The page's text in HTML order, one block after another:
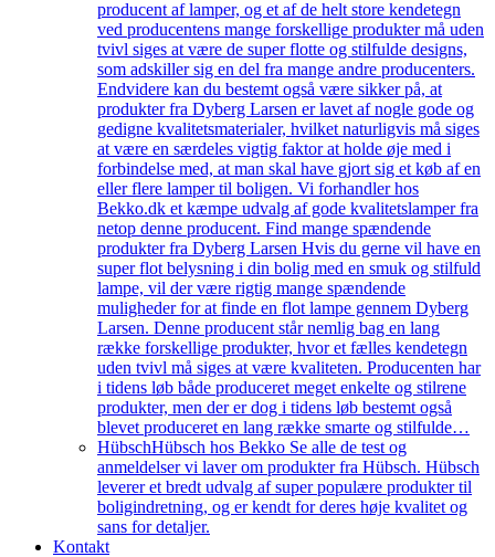
producent af lamper, og et af de helt store kendetegn
ved producentens mange forskellige produkter må uden
tvivl siges at være de super flotte og stilfulde designs,
som adskiller sig en del fra mange andre producenters.
Endvidere kan du bestemt også være sikker på, at
produkter fra Dyberg Larsen er lavet af nogle gode og
gedigne kvalitetsmaterialer, hvilket naturligvis må siges
at være en særdeles vigtig faktor at holde øje med i
forbindelse med, at man skal have gjort sig et køb af en
eller flere lamper til boligen. Vi forhandler hos
Bekko.dk et kæmpe udvalg af gode kvalitetslamper fra
netop denne producent. Find mange spændende
produkter fra Dyberg Larsen Hvis du gerne vil have en
super flot belysning i din bolig med en smuk og stilfuld
lampe, vil der være rigtig mange spændende
muligheder for at finde en flot lampe gennem Dyberg
Larsen. Denne producent står nemlig bag en lang
række forskellige produkter, hvor et fælles kendetegn
uden tvivl må siges at være kvaliteten. Producenten har
i tidens løb både produceret meget enkelte og stilrene
produkter, men der er dog i tidens løb bestemt også
blevet produceret en lang række smarte og stilfulde…
HübschHübsch hos Bekko Se alle de test og
anmeldelser vi laver om produkter fra Hübsch. Hübsch
leverer et bredt udvalg af super populære produkter til
boligindretning, og er kendt for deres høje kvalitet og
sans for detaljer.
Kontakt